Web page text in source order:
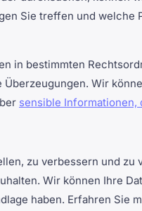
Sie treffen und welche
in bestimmten
Wir
sensible Informationen,
zu verbessern und zu
Wir können Ihre
haben. Erfahren Sie